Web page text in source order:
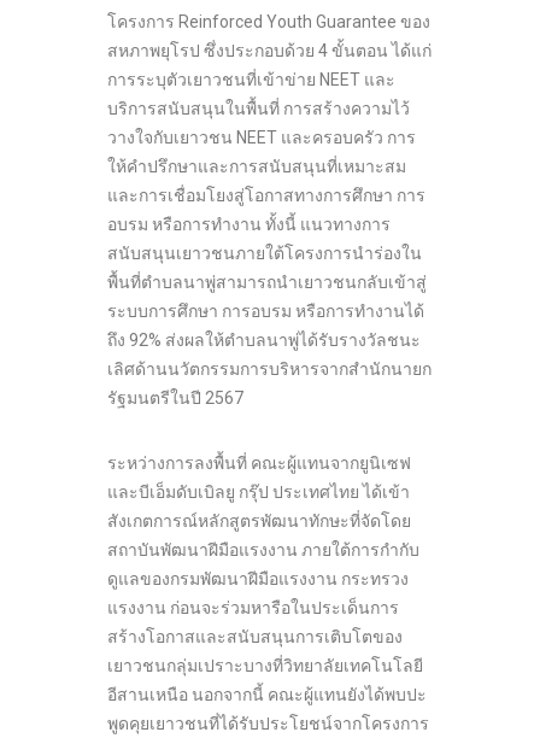
โครงการ Reinforced Youth Guarantee ของ
สหภาพยุโรป ซึ่งประกอบด้วย 4 ขั้นตอน ได้แก่
การระบุตัวเยาวชนที่เข้าข่าย NEET และ
บริการสนับสนุนในพื้นที่ การสร้างความไว้
วางใจกับเยาวชน NEET และครอบครัว การ
ให้คำปรึกษาและการสนับสนุนที่เหมาะสม
และการเชื่อมโยงสู่โอกาสทางการศึกษา การ
อบรม หรือการทำงาน ทั้งนี้ แนวทางการ
สนับสนุนเยาวชนภายใต้โครงการนำร่องใน
พื้นที่ตำบลนาพู่สามารถนำเยาวชนกลับเข้าสู่
ระบบการศึกษา การอบรม หรือการทำงานได้
ถึง 92% ส่งผลให้ตำบลนาพู่ได้รับรางวัลชนะ
เลิศด้านนวัตกรรมการบริหารจากสำนักนายก
รัฐมนตรีในปี 2567
ระหว่างการลงพื้นที่ คณะผู้แทนจากยูนิเซฟ
และบีเอ็มดับเบิลยู กรุ๊ป ประเทศไทย ได้เข้า
สังเกตการณ์หลักสูตรพัฒนาทักษะที่จัดโดย
สถาบันพัฒนาฝีมือแรงงาน ภายใต้การกำกับ
ดูแลของกรมพัฒนาฝีมือแรงงาน กระทรวง
แรงงาน ก่อนจะร่วมหารือในประเด็นการ
สร้างโอกาสและสนับสนุนการเติบโตของ
เยาวชนกลุ่มเปราะบางที่วิทยาลัยเทคโนโลยี
อีสานเหนือ นอกจากนี้ คณะผู้แทนยังได้พบปะ
พูดคุยเยาวชนที่ได้รับประโยชน์จากโครงการ